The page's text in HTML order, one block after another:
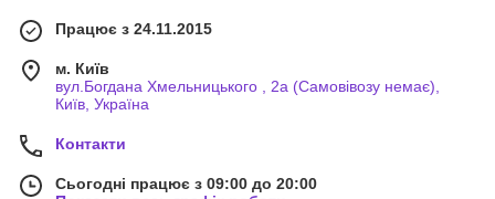
Працює з 24.11.2015
м. Київ
вул.Богдана Хмельницького , 2а (Самовівозу немає),
Київ, Україна
Контакти
Сьогодні працює з 09:00 до 20:00